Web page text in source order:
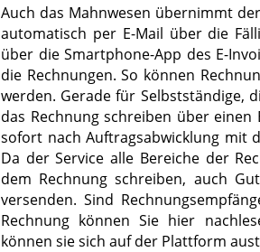
Auch das Mahnwesen übernimmt
automatisch per E-Mail über die
über die Smartphone-App des E-
die Rechnungen. So können
werden. Gerade für Selbstständige,
das Rechnung schreiben über
sofort nach Auftragsabwicklung mit
Da der Service alle Bereiche der
dem Rechnung schreiben, auch
versenden. Sind
Rechnung können Sie hier
können sie sich auf der Plattform